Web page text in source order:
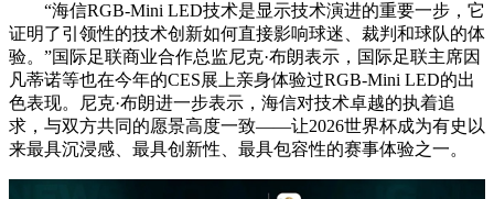
“海信RGB-Mini LED技术是显示技术演进的重要一步，它
证明了引领性的技术创新如何直接影响球迷、裁判和球队的体
验。”国际足联商业合作总监尼克·布朗表示，国际足联主席因
凡蒂诺等也在今年的CES展上亲身体验过RGB-Mini LED的出
色表现。尼克·布朗进一步表示，海信对技术卓越的执着追
求，与双方共同的愿景高度一致——让2026世界杯成为有史以
来最具沉浸感、最具创新性、最具包容性的赛事体验之一。